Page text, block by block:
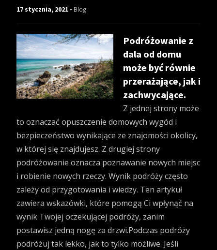
17 stycznia, 2021 - Blog
Podróżowanie z
dala od domu
może być równie
przerażające, jak i
zachwycające.
Z jednej strony może
to oznaczać opuszczenie domowych wygód i
bezpieczeństwo wynikające ze znajomości okolicy,
w której się znajdujesz. Z drugiej strony
podróżowanie oznacza poznawanie nowych miejsc
i robienie nowych rzeczy. Wynik podróży często
zależy od przygotowania i wiedzy. Ten artykuł
zawiera wskazówki, które pomogą Ci wpłynąć na
wynik Twojej oczekującej podróży, zanim
postawisz jedną nogę za drzwi.Podczas podróży
podróżuj tak lekko, jak to tylko możliwe. Jeśli